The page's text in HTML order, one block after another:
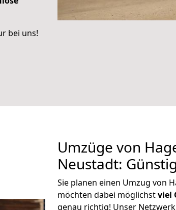
bei uns!
Umzüge von
Neustadt:
Sie planen einen Umzug von
möchten dabei möglichstviel
genau richtig! Unser